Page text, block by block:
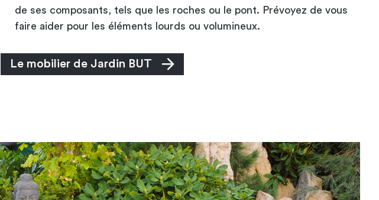
de ses composants, tels que les roches ou le pont. Prévoyez de vous
faire aider pour les éléments lourds ou volumineux.
Le mobilier de Jardin BUT